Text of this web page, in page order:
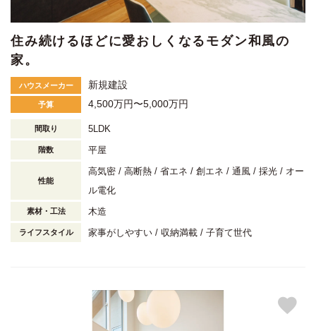
住み続けるほどに愛おしくなるモダン和風の
家。
ハウスメーカー 新規建設
予算 4,500万円〜5,000万円
間取り 5LDK
階数 平屋
性能
高気密 高断熱 省エネ 創エネ 通風 採光
オー
ル電化
素材・工法 木造
ライフスタイル 家事がしやすい 収納満載 子育て世代